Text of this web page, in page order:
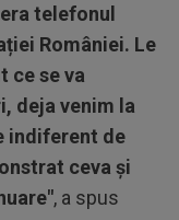
telefonul
României. Le
ce se va
deja venim la
indiferent de
ceva și
, a spus